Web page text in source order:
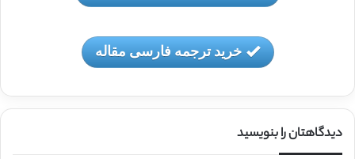
خرید ترجمه فارسی مقاله
دیدگاهتان را بنویسید